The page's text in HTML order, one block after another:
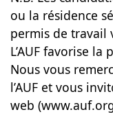
ou la résidence
permis de travail
L’AUF favorise la
Nous vous
l’AUF et vous
web